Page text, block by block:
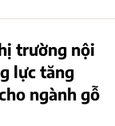
trường nội
lực tăng
ngành gỗ